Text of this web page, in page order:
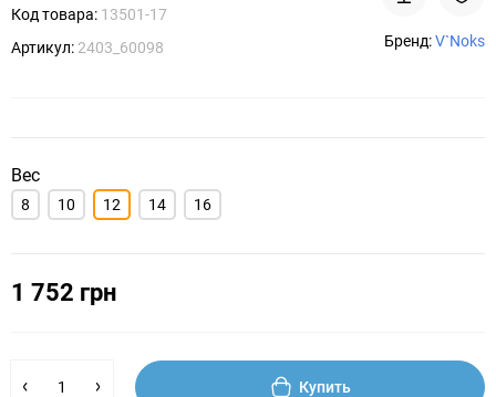
Код товара: 13501-17
Артикул: 2403_60098 Бренд:V`Noks
Вес
8 10 12 14 16
1 752 грн
Купить